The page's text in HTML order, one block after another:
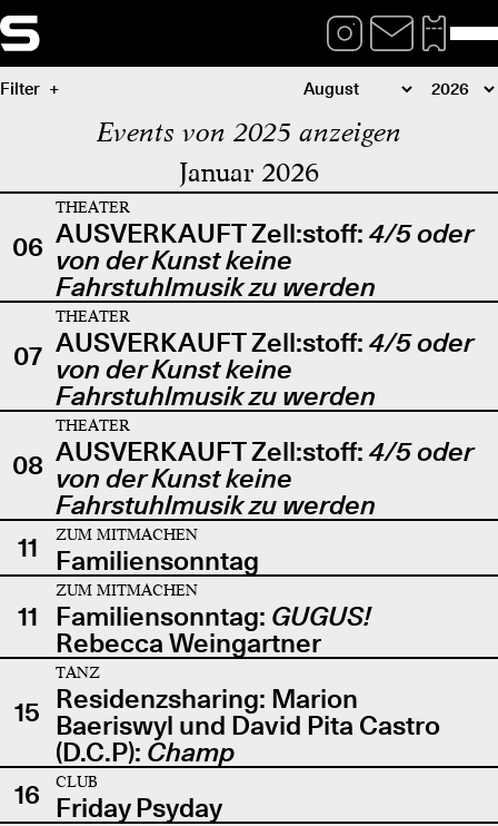
Filter
Events von 2025 anzeigen
Januar 2026
06
THEATER
AUSVERKAUFT Zell:stoff: 4/5 oder
von der Kunst keine
Fahrstuhlmusik zu werden
07
THEATER
AUSVERKAUFT Zell:stoff: 4/5 oder
von der Kunst keine
Fahrstuhlmusik zu werden
08
THEATER
AUSVERKAUFT Zell:stoff: 4/5 oder
von der Kunst keine
Fahrstuhlmusik zu werden
11
ZUM MITMACHEN
Familiensonntag
11
ZUM MITMACHEN
Familiensonntag: GUGUS!
Rebecca Weingartner
15
TANZ
Residenzsharing: Marion
Baeriswyl und David Pita Castro
(D.C.P): Champ
16
CLUB
Friday Psyday